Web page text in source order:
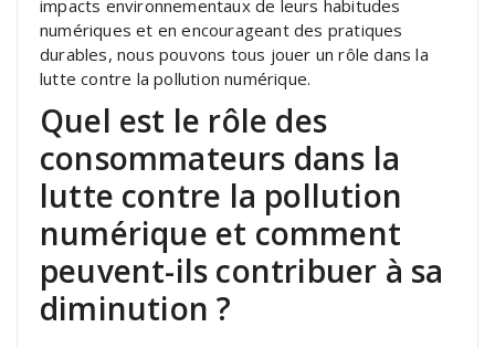
impacts environnementaux de leurs habitudes
numériques et en encourageant des pratiques
durables, nous pouvons tous jouer un rôle dans la
lutte contre la pollution numérique.
Quel est le rôle des
consommateurs dans la
lutte contre la pollution
numérique et comment
peuvent-ils contribuer à sa
diminution ?